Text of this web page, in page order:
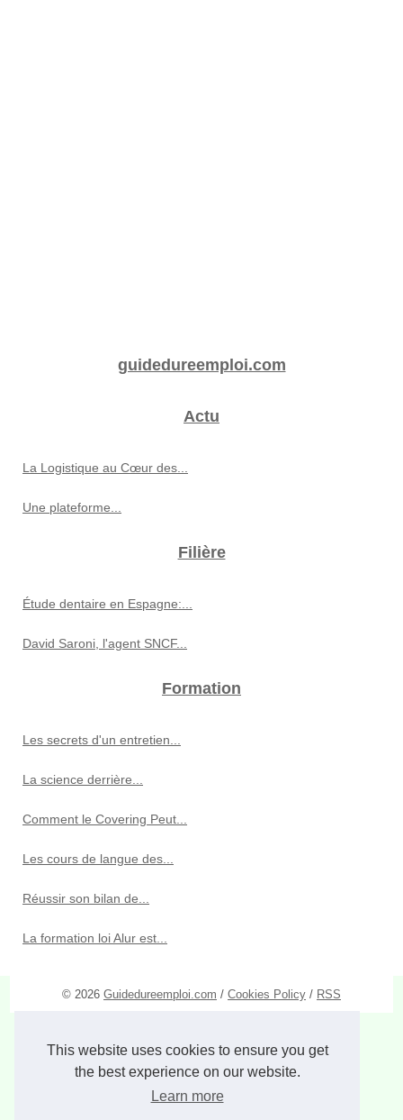
This website uses cookies to ensure you get
the best experience on our website.
Learn more
guidedureemploi.com
Actu
La Logistique au Cœur des...
Une plateforme...
Filière
Étude dentaire en Espagne:...
David Saroni, l'agent SNCF...
Formation
Les secrets d'un entretien...
La science derrière...
Comment le Covering Peut...
Les cours de langue des...
Réussir son bilan de...
La formation loi Alur est...
© 2026 Guidedureemploi.com / Cookies Policy / RSS